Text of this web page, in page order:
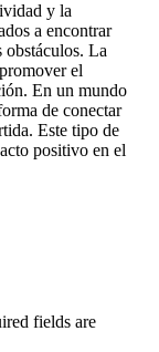
y la
a encontrar
obstáculos. La
el
En un mundo
de conectar
Este tipo de
positivo en el
fields are